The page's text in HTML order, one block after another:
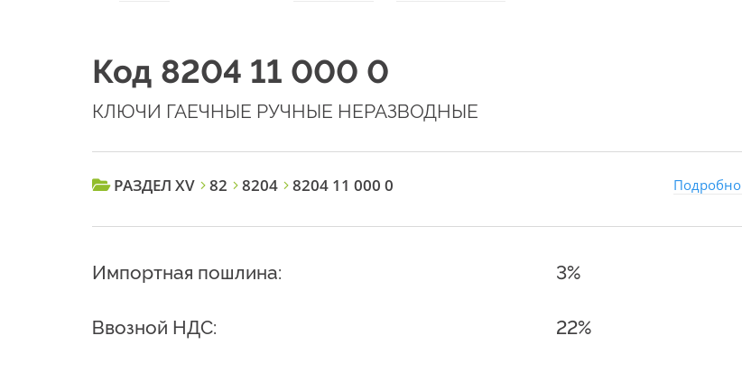
Код 8204 11 000 0
КЛЮЧИ ГАЕЧНЫЕ РУЧНЫЕ НЕРАЗВОДНЫЕ
РАЗДЕЛ XV 82 8204 8204 11 000 0 Подробно
Импортная пошлина: 3%
Ввозной НДС: 22%